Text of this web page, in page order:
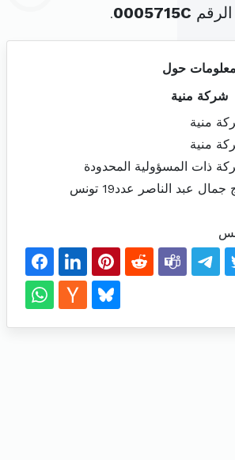
0005715C
.
معلومات حول
شركة منية
منية
منية
ذات المسؤولية المحدودة
جمال عبد الناصر عدد19 تونس